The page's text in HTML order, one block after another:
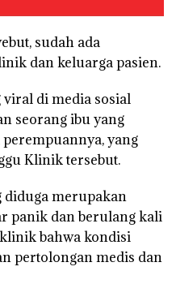
sudah ada
dan keluarga pasien.
viral di media sosial
seorang ibu yang
yang
Klinik tersebut.
diduga merupakan
panik dan berulang kali
bahwa kondisi
pertolongan medis dan